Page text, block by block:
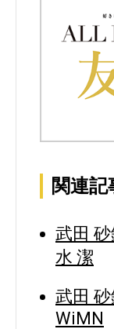
関連記
武田
水 潔
武田
WiMN